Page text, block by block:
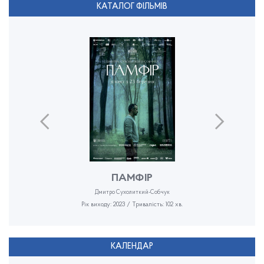
КАТАЛОГ ФІЛЬМІВ
ПАМФІР
Дмитро Сухолиткий-Собчук
Рік виходу: 2023 / Тривалість: 102 хв.
КАЛЕНДАР